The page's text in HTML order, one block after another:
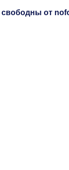
свободны от